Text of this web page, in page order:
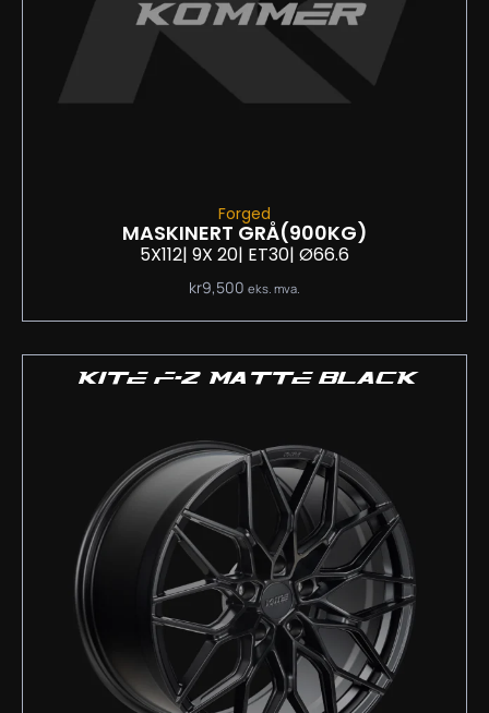
Forged
MASKINERT GRÅ(900KG)
5X112| 9X 20| ET30| Ø66.6
kr9,500 eks. mva.
KITE F-2 MATTE BLACK